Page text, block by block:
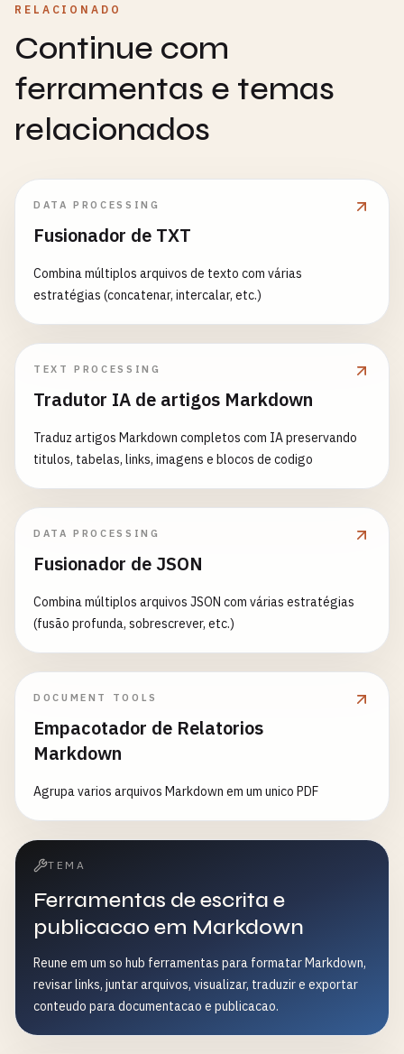
RELACIONADO
Continue com
ferramentas e temas
relacionados
DATA PROCESSING
Fusionador de TXT
Combina múltiplos arquivos de texto com várias
estratégias (concatenar, intercalar, etc.)
TEXT PROCESSING
Tradutor IA de artigos Markdown
Traduz artigos Markdown completos com IA preservando
titulos, tabelas, links, imagens e blocos de codigo
DATA PROCESSING
Fusionador de JSON
Combina múltiplos arquivos JSON com várias estratégias
(fusão profunda, sobrescrever, etc.)
DOCUMENT TOOLS
Empacotador de Relatorios
Markdown
Agrupa varios arquivos Markdown em um unico PDF
TEMA
Ferramentas de escrita e
publicacao em Markdown
Reune em um so hub ferramentas para formatar Markdown,
revisar links, juntar arquivos, visualizar, traduzir e exportar
conteudo para documentacao e publicacao.